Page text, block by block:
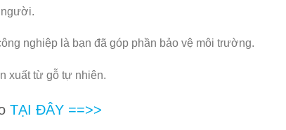
nghiệp là bạn đã góp phần bảo vệ môi trường.
xuất từ gỗ tự nhiên.
TẠI ĐÂY ==>>